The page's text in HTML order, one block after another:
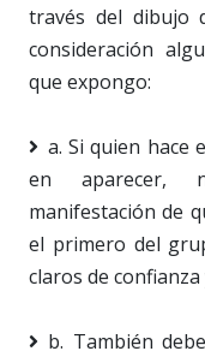
través del dibujo
consideración
que expongo:
a. Si quien hace
en aparecer,
manifestación de
el primero del
claros de
b. También